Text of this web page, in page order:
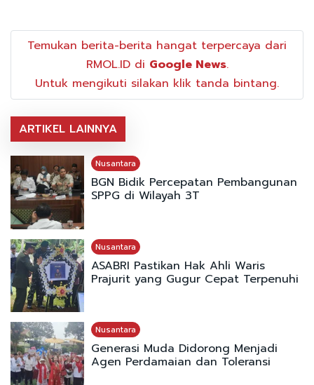
Temukan berita-berita hangat terpercaya dari
RMOL.ID di Google News.
Untuk mengikuti silakan klik tanda bintang.
ARTIKEL LAINNYA
Nusantara
BGN Bidik Percepatan Pembangunan
SPPG di Wilayah 3T
Nusantara
ASABRI Pastikan Hak Ahli Waris
Prajurit yang Gugur Cepat Terpenuhi
Nusantara
Generasi Muda Didorong Menjadi
Agen Perdamaian dan Toleransi